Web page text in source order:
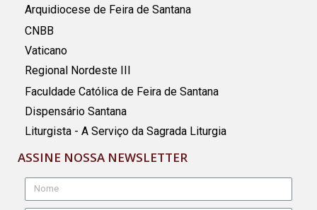
Arquidiocese de Feira de Santana
CNBB
Vaticano
Regional Nordeste III
Faculdade Católica de Feira de Santana
Dispensário Santana
Liturgista - A Serviço da Sagrada Liturgia
ASSINE NOSSA NEWSLETTER